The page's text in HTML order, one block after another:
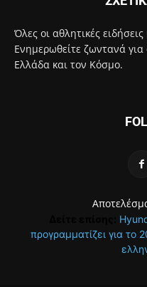
Όλες οι αθλητικές
Ενημερωθείτε ζωντανά
Ελλάδα και τον Κόσμο.
προγραμματίζει για το